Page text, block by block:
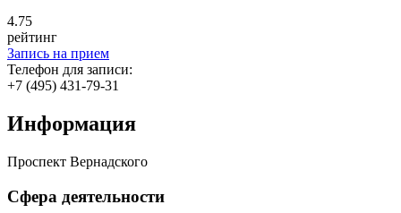
4.75
рейтинг
Запись на прием
Телефон для записи:
+7 (495) 431-79-31
Информация
Проспект Вернадского
Сфера деятельности